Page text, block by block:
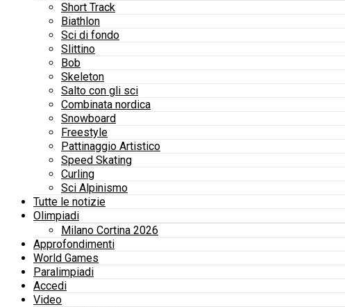
Short Track
Biathlon
Sci di fondo
Slittino
Bob
Skeleton
Salto con gli sci
Combinata nordica
Snowboard
Freestyle
Pattinaggio Artistico
Speed Skating
Curling
Sci Alpinismo
Tutte le notizie
Olimpiadi
Milano Cortina 2026
Approfondimenti
World Games
Paralimpiadi
Accedi
Video